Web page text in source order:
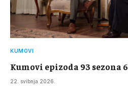
KUMOVI
Kumovi epizoda 93 sezona 6
22. svibnja 2026.